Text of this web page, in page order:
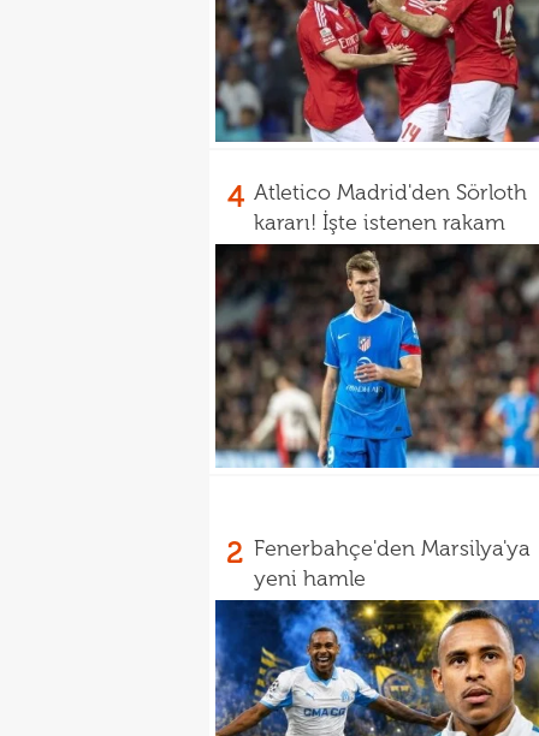
4 Atletico Madrid'den Sörloth
kararı! İşte istenen rakam
2 Fenerbahçe'den Marsilya'ya
yeni hamle